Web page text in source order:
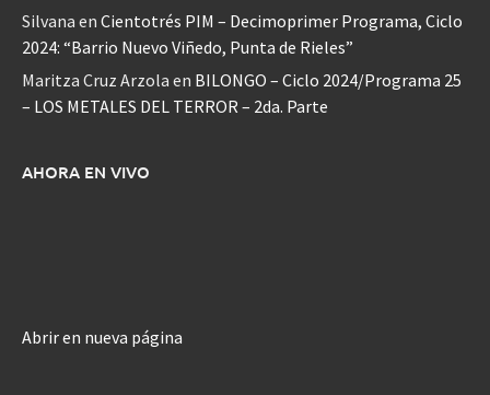
Silvana en Cientotrés PIM – Decimoprimer Programa, Ciclo
2024: “Barrio Nuevo Viñedo, Punta de Rieles”
Maritza Cruz Arzola en BILONGO – Ciclo 2024/Programa 25
– LOS METALES DEL TERROR – 2da. Parte
AHORA EN VIVO
Abrir en nueva página